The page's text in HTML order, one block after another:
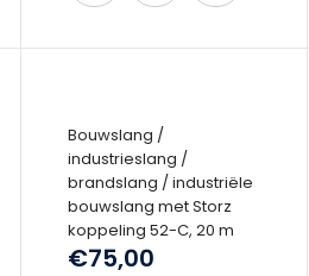
Bouwslang /
industrieslang /
brandslang / industriële
bouwslang met Storz
koppeling 52-C, 20 m
€75,00